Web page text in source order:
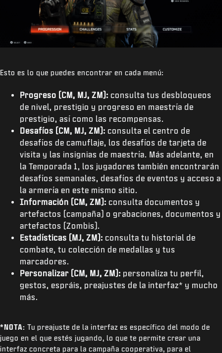
Esto es lo que puedes encontrar en cada menú:
Progreso (CM, MJ, ZM): consulta tus desbloqueos
de nivel, prestigio y progreso en maestría de
prestigio, así como las recompensas.
Desafíos (CM, MJ, ZM): consulta el centro de
desafíos de camuflaje, los desafíos de tarjeta de
visita y las insignias de maestría. Más adelante, en
la Temporada 1, los jugadores también encontrarán
desafíos semanales, desafíos de eventos y acceso a
la armería en este mismo sitio.
Información (CM, ZM): consulta documentos y
artefactos (campaña) o grabaciones, documentos y
artefactos (Zombis).
Estadísticas (MJ, ZM): consulta tu historial de
combate, tu colección de medallas y tus
marcadores.
Personalizar (CM, MJ, ZM): personaliza tu perfil,
gestos, espráis, preajustes de la interfaz* y mucho
más.
*NOTA: Tu preajuste de la interfaz es específico del modo de
juego en el que estés jugando, lo que te permite crear una
interfaz concreta para la campaña cooperativa, para el